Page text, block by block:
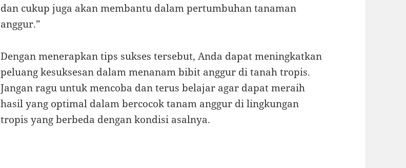
dan cukup juga akan membantu dalam pertumbuhan tanaman
anggur.”
Dengan menerapkan tips sukses tersebut, Anda dapat meningkatkan
peluang kesuksesan dalam menanam bibit anggur di tanah tropis.
Jangan ragu untuk mencoba dan terus belajar agar dapat meraih
hasil yang optimal dalam bercocok tanam anggur di lingkungan
tropis yang berbeda dengan kondisi asalnya.